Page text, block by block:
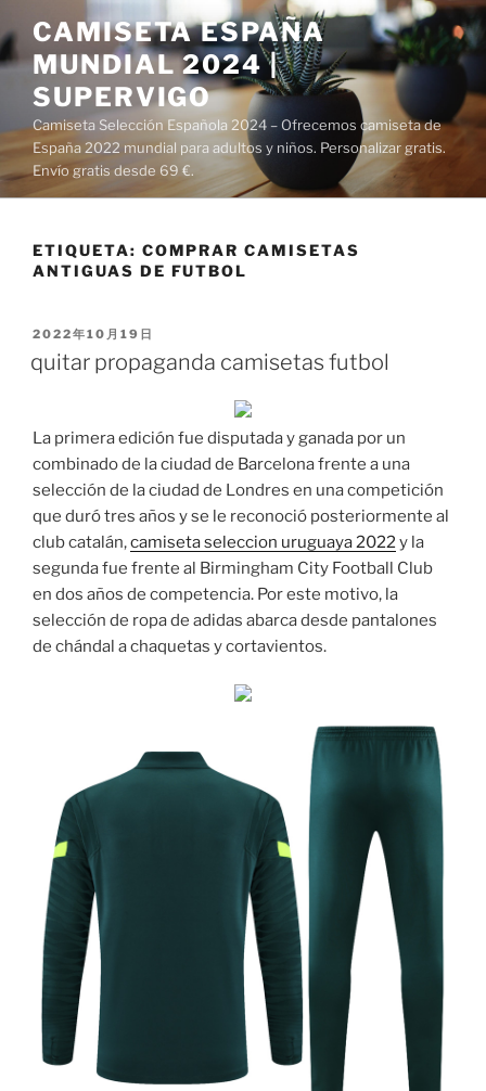
al
contenido
CAMISETA ESPAÑA
MUNDIAL 2024 |
SUPERVIGO
Camiseta Selección Española 2024 – Ofrecemos camiseta de
España 2022 mundial para adultos y niños. Personalizar gratis.
Envío gratis desde 69 €.
ETIQUETA: COMPRAR CAMISETAS
ANTIGUAS DE FUTBOL
PUBLICADO
2022年10月19日
quitar propaganda camisetas futbol
La primera edición fue disputada y ganada por un
combinado de la ciudad de Barcelona frente a una
selección de la ciudad de Londres en una competición
que duró tres años y se le reconoció posteriormente al
club catalán,camiseta seleccion uruguaya 2022y la
segunda fue frente al Birmingham City Football Club
en dos años de competencia. Por este motivo, la
selección de ropa de adidas abarca desde pantalones
de chándal a chaquetas y cortavientos.